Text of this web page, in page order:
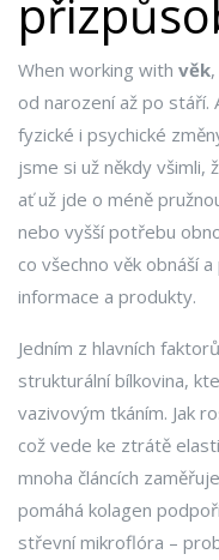
When working with věk,
od narození až po stáří.
fyzické i psychické
jsme si už někdy všimli,
ať už jde o méně
nebo vyšší potřebu
co všechno věk obnáší
informace a produkty.
Jedním z hlavních
strukturální bílkovina,
vazivovým tkáním. Jak
což vede ke ztrátě
mnoha článcích
pomáhá kolagen
střevní mikroflóra –